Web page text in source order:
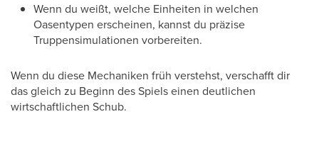
Wenn du weißt, welche Einheiten in welchen
Oasentypen erscheinen, kannst du präzise
Truppensimulationen vorbereiten.
Wenn du diese Mechaniken früh verstehst, verschafft dir
das gleich zu Beginn des Spiels einen deutlichen
wirtschaftlichen Schub.